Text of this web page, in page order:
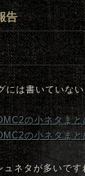
告
には書いていない
2の小ネタま
2の小ネタま
ネタが多いで